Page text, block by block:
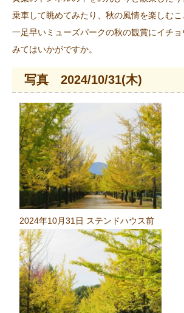
乗車して眺めてみたり、秋の風情を楽しむこ
一足早いミューズパークの秋の観賞にイチ
みてはいかがですか。
写真 2024/10/31(木)
2024年10月31日 ステンドハウス前